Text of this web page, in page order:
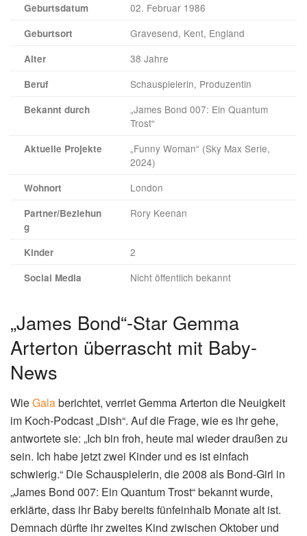
Geburtsdatum 02. Februar 1986
Geburtsort Gravesend, Kent, England
Alter 38 Jahre
Beruf Schauspielerin, Produzentin
Bekannt durch
„James Bond 007: Ein Quantum
Trost“
Aktuelle Projekte
„Funny Woman“ (Sky Max Serie,
2024)
Wohnort London
Partner/Beziehun
g
Rory Keenan
Kinder 2
Social Media Nicht öffentlich bekannt
„James Bond“-Star Gemma
Arterton überrascht mit Baby-
News
WieGalaberichtet, verriet Gemma Arterton die Neuigkeit
im Koch-Podcast „Dish“. Auf die Frage, wie es ihr gehe,
antwortete sie: „Ich bin froh, heute mal wieder draußen zu
sein. Ich habe jetzt zwei Kinder und es ist einfach
schwierig.“ Die Schauspielerin, die 2008 als Bond-Girl in
„James Bond 007: Ein Quantum Trost“ bekannt wurde,
erklärte, dass ihr Baby bereits fünfeinhalb Monate alt ist.
Demnach dürfte ihr zweites Kind zwischen Oktober und